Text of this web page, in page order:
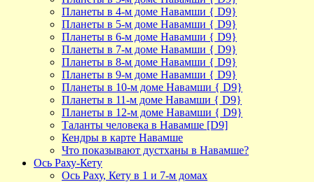
Планеты в 4-м доме Навамши { D9}
Планеты в 5-м доме Навамши { D9}
Планеты в 6-м доме Навамши { D9}
Планеты в 7-м доме Навамши { D9}
Планеты в 8-м доме Навамши { D9}
Планеты в 9-м доме Навамши { D9}
Планеты в 10-м доме Навамши { D9}
Планеты в 11-м доме Навамши { D9}
Планеты в 12-м доме Навамши { D9}
Таланты человека в Навамше [D9]
Кендры в карте Навамше
Что показывают дустханы в Навамше?
Ось Раху-Кету
Ось Раху, Кету в 1 и 7-м домах